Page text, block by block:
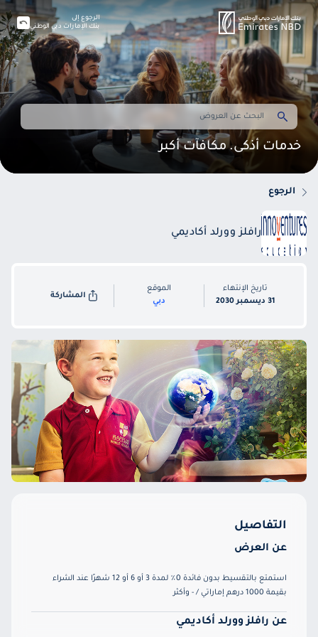
خدمات أذكى. مكافآت أكبر
الرجوع إلى
بنك الإمارات دبي الوطني
الرجوع
رافلز وورلد أكاديمي
تاريخ الإنتهاء
31 ديسمبر 2030
الموقع
دبي
المشاركة
التفاصيل
عن العرض
استمتع بالتقسيط بدون فائدة 0٪ لمدة 3 أو 6 أو 12 شهرًا عند الشراء
بقيمة 1000 درهم إماراتي / - وأكثر
عن رافلز وورلد أكاديمي